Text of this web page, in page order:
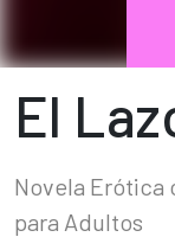
El
Novela Erótica
para Adultos